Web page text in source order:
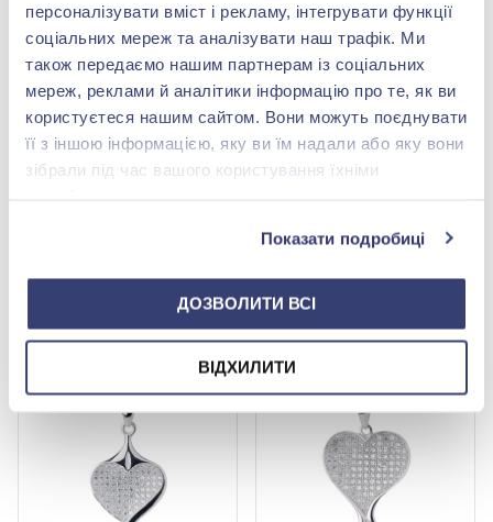
персоналізувати вміст і рекламу, інтегрувати функції
соціальних мереж та аналізувати наш трафік. Ми
також передаємо нашим партнерам із соціальних
мереж, реклами й аналітики інформацію про те, як ви
користуєтеся нашим сайтом. Вони можуть поєднувати
її з іншою інформацією, яку ви їм надали або яку вони
зібрали під час вашого користування їхніми
Показати подробиці
ДОЗВОЛИТИ ВСІ
ВІДХИЛИТИ
Підвіска "Серце" зі
Підвіска «Серце» зі
7P13119
870,00 грн
Купити
-80%